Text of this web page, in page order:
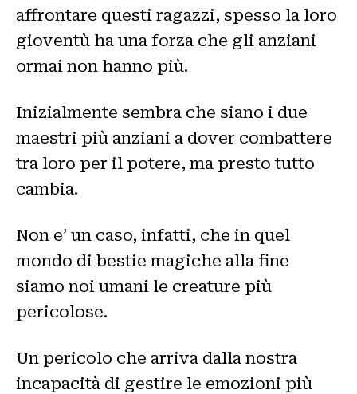
affrontare questi ragazzi, spesso la loro
gioventù ha una forza che gli anziani
ormai non hanno più.
Inizialmente sembra che siano i due
maestri più anziani a dover combattere
tra loro per il potere, ma presto tutto
cambia.
Non e’ un caso, infatti, che in quel
mondo di bestie magiche alla fine
siamo noi umani le creature più
pericolose.
Un pericolo che arriva dalla nostra
incapacità di gestire le emozioni più